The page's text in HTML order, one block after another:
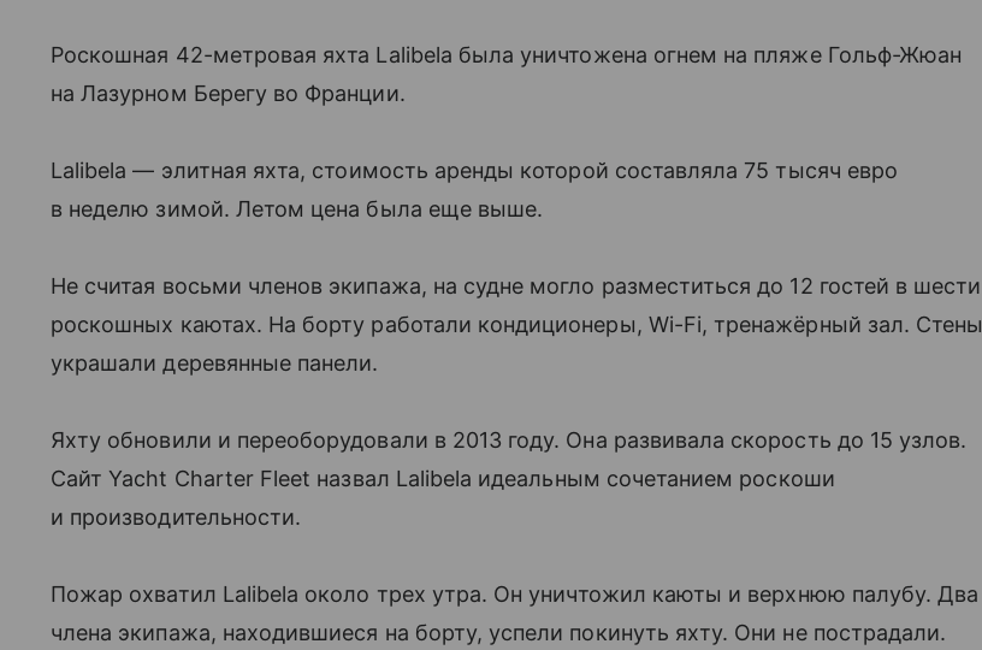
Роскошная 42-метровая яхта Lalibela была уничтожена огнем на пляже Гольф-Жюан
на Лазурном Берегу во Франции.
Lalibela — элитная яхта, стоимость аренды которой составляла 75 тысяч евро
в неделю зимой. Летом цена была еще выше.
Не считая восьми членов экипажа, на судне могло разместиться до 12 гостей в шести
роскошных каютах. На борту работали кондиционеры, Wi-Fi, тренажёрный зал. Стены
украшали деревянные панели.
Яхту обновили и переоборудовали в 2013 году. Она развивала скорость до 15 узлов.
Сайт Yacht Charter Fleet назвал Lalibela идеальным сочетанием роскоши
и производительности.
Пожар охватил Lalibela около трех утра. Он уничтожил каюты и верхнюю палубу. Два
члена экипажа, находившиеся на борту, успели покинуть яхту. Они не пострадали.